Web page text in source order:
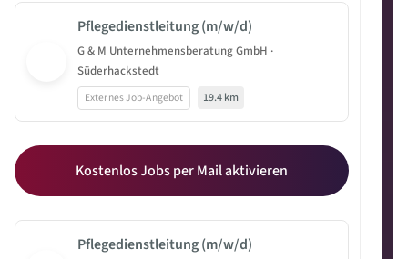
Pflegedienstleitung (m/w/d)
G & M Unternehmensberatung GmbH ·
Süderhackstedt
Externes Job-Angebot 19.4 km
Kostenlos Jobs per Mail aktivieren
Pflegedienstleitung (m/w/d)